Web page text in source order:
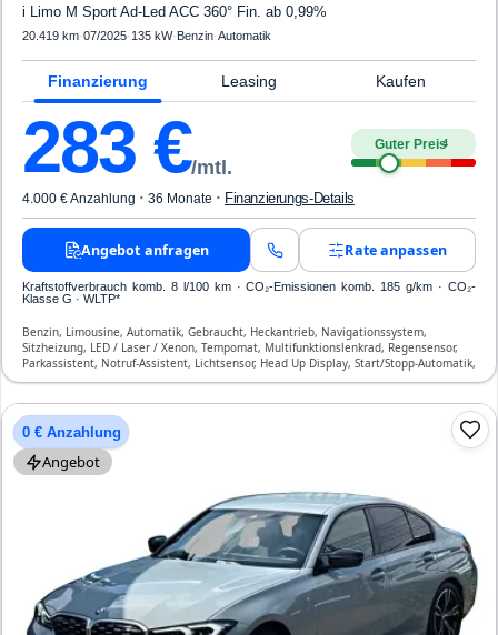
i Limo M Sport Ad-Led ACC 360° Fin. ab 0,99%
20.419 km·07/2025· 135 kW· Benzin·Automatik
Finanzierung Leasing Kaufen
283 €/mtl.
Guter Preis4
4.000 € Anzahlung · 36 Monate · Finanzierungs-Details
Angebot anfragen Rate anpassen
Kraftstoffverbrauch komb. 8 l/100 km · CO₂-Emissionen komb. 185 g/km · CO₂-
Klasse G · WLTP*
Benzin, Limousine, Automatik, Gebraucht, Heckantrieb, Navigationssystem,
Sitzheizung, LED / Laser / Xenon, Tempomat, Multifunktionslenkrad, Regensensor,
Parkassistent, Notruf-Assistent, Lichtsensor, Head Up Display, Start/Stopp-Automatik,
Bluetooth, Freisprecheinrichtung, Verkehrszeichen-Erkennung, ESP, ABS,
0 € Anzahlung
Angebot